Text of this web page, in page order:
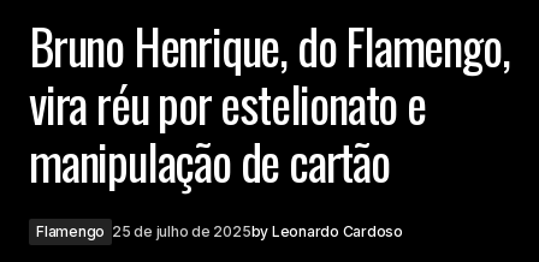
Bruno Henrique, do Flamengo,
vira réu por estelionato e
manipulação de cartão
Flamengo 25 de julho de 2025by Leonardo Cardoso